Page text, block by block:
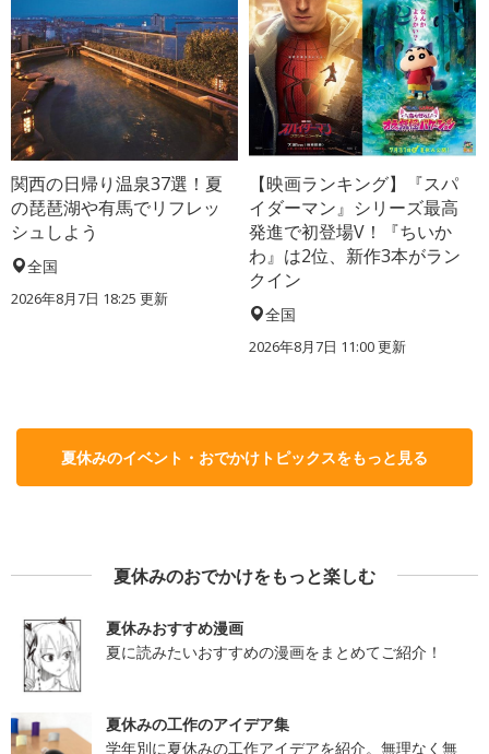
関西の日帰り温泉37選！夏
の琵琶湖や有馬でリフレッ
シュしよう
全国
2026年8月7日 18:25 更新
【映画ランキング】『スパ
イダーマン』シリーズ最高
発進で初登場V！『ちいか
わ』は2位、新作3本がラン
クイン
全国
2026年8月7日 11:00更新
夏休みのイベント・おでかけトピックスをもっと見る
夏休みのおでかけをもっと楽しむ
夏休みおすすめ漫画
夏に読みたいおすすめの漫画をまとめてご紹介！
夏休みの工作のアイデア集
学年別に夏休みの工作アイデアを紹介。無理なく無